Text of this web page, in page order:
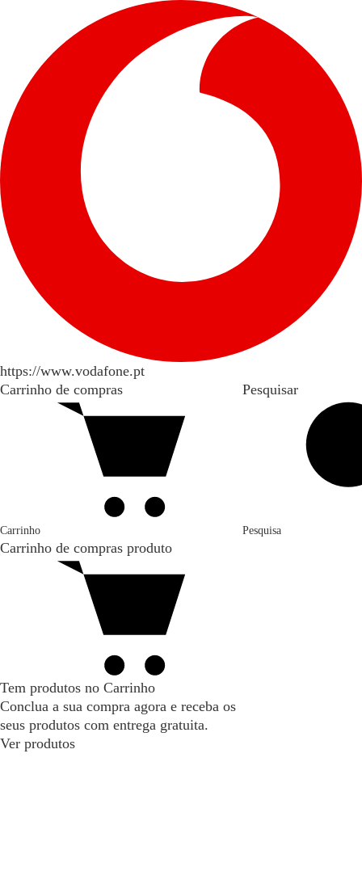
https://www.vodafone.pt
Carrinho de compras
Carrinho
Carrinho de compras produto
Tem produtos no Carrinho
Conclua a sua compra agora e receba os
seus produtos com entrega gratuita.
Ver produtos
Pesquisar
Pesquisa